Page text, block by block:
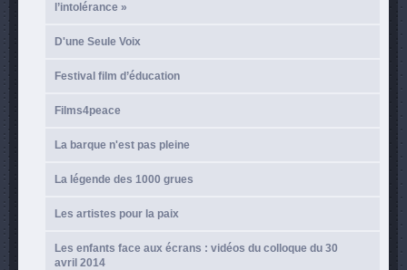
l’intolérance »
D'une Seule Voix
Festival film d’éducation
Films4peace
La barque n'est pas pleine
La légende des 1000 grues
Les artistes pour la paix
Les enfants face aux écrans : vidéos du colloque du 30
avril 2014